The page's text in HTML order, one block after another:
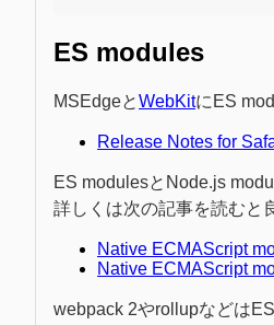
ES modules
MSEdgeとWebKitにES
Release Notes for
ES modulesとNode.js
詳しくは次の記事を読むと
Native ECMAScript
Native ECMAScript
webpack 2やrollupなどは